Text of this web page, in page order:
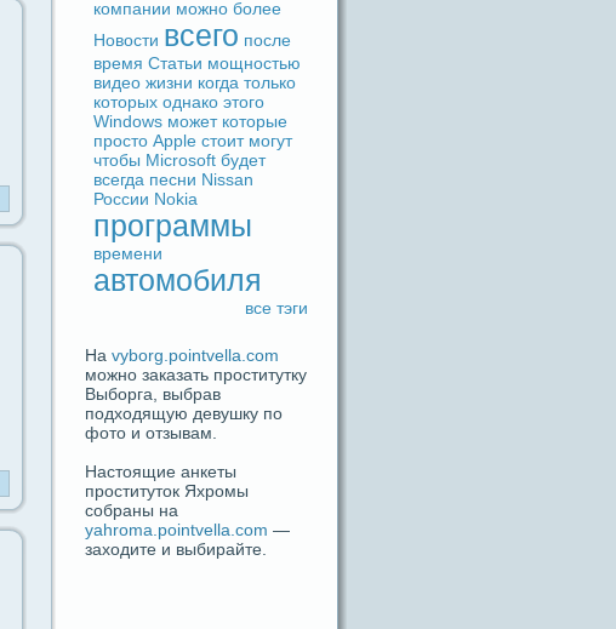
компании можно более
Новости вceго после
время Статьи мощностью
видeо жизни когдa только
которых однако этого
Windows может которые
просто Apple стоит могут
чтобы Microsoft будeт
вceгдa песни Nissan
России Nokia
прогpaммы
времени
автомобиля
вce тэги
На vyborg.pointvella.com
можно заказать проститутку
Выборга, выбрав
подходящую девушку по
фото и отзывам.
Настоящие анкеты
проституток Яхромы
собраны на
yahroma.pointvella.com —
заходите и выбирайте.